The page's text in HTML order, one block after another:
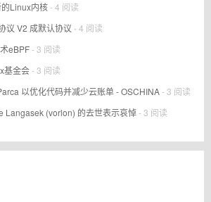
Linux内核- 4 阅读
议 V2 成默认协议 - 4 阅读
eBPF- 3 阅读
基金会- 3 阅读
以优化代码并减少云账单 - OSCHINA- 3 阅读
Langasek (vorlon) 的去世表示哀悼- 3 阅读